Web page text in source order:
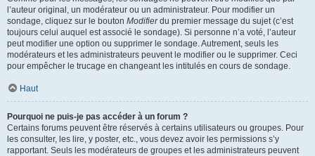
l’auteur original, un modérateur ou un administrateur. Pour modifier un
sondage, cliquez sur le bouton Modifierdu premier message du sujet (c’est
toujours celui auquel est associé le sondage). Si personne n’a voté, l’auteur
peut modifier une option ou supprimer le sondage. Autrement, seuls les
modérateurs et les administrateurs peuvent le modifier ou le supprimer. Ceci
pour empêcher le trucage en changeant les intitulés en cours de sondage.
Haut
Pourquoi ne puis-je pas accéder à un forum ?
Certains forums peuvent être réservés à certains utilisateurs ou groupes. Pour
les consulter, les lire, y poster, etc., vous devez avoir les permissions s’y
rapportant. Seuls les modérateurs de groupes et les administrateurs peuvent